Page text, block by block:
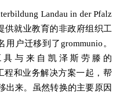
Landau in der Pfalz
供就业教育的非政府组织工
户迁移到了grommunio。
具与来自凯泽斯劳滕的
程和业务解决方案一起，帮
出来。虽然转换的主要原因